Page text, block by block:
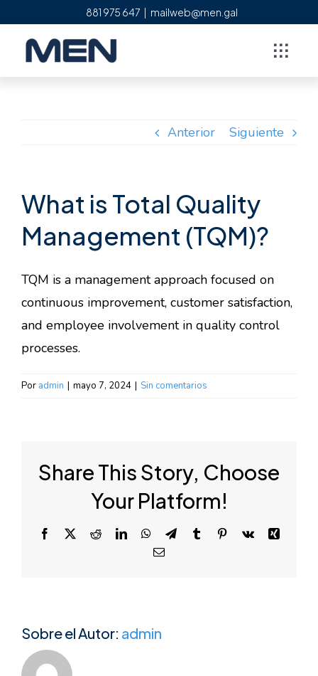
contenido
881 975 647 | mailweb@men.gal
Calidad
Referencias
Contacto
Anterior Siguiente
What is Total Quality
Management (TQM)?
TQM is a management approach focused on
continuous improvement, customer satisfaction,
and employee involvement in quality control
processes.
Por admin | mayo 7, 2024 | Sin comentarios
Share This Story, Choose
Your Platform!
Facebook
X RedditLinkedInWhatsApp
TelegramTumblrPinterest
Vk
Xing
Correo
Sobre el Autor: admin